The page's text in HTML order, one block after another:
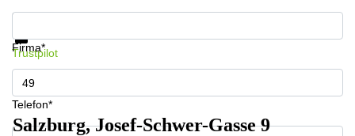
Firma*
Telefon*
Informationen und Preise erhalten
Trustpilot
Salzburg, Josef-Schwer-Gasse 9